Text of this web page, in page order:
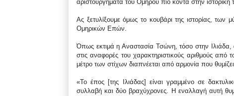
αριστουργήματα του Ομήρου πιο κοντά στην ιστορική
Ας ξετυλίξουμε όμως το κουβάρι της ιστορίας,
Ομηρικών Επών.
Όπως εκτιμά η Αναστασία Τσώνη, τόσο στην Ιλιάδα,
στις αναφορές του χαρακτηριστικούς αριθμούς
μέτρο των στίχων διαπνέεται από αρμονία που
«Το έπος [της Ιλιάδας] είναι γραμμένο σε
συλλαβή και δύο βραχύχρονες. Η εναλλαγή αυτή